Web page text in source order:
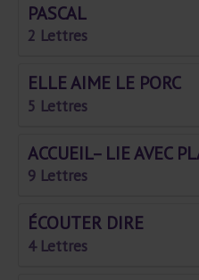
PASCAL
2 Lettres
ELLE AIME LE PORC
5 Lettres
ACCUEIL– LIE AVEC
9 Lettres
ÉCOUTER DIRE
4 Lettres